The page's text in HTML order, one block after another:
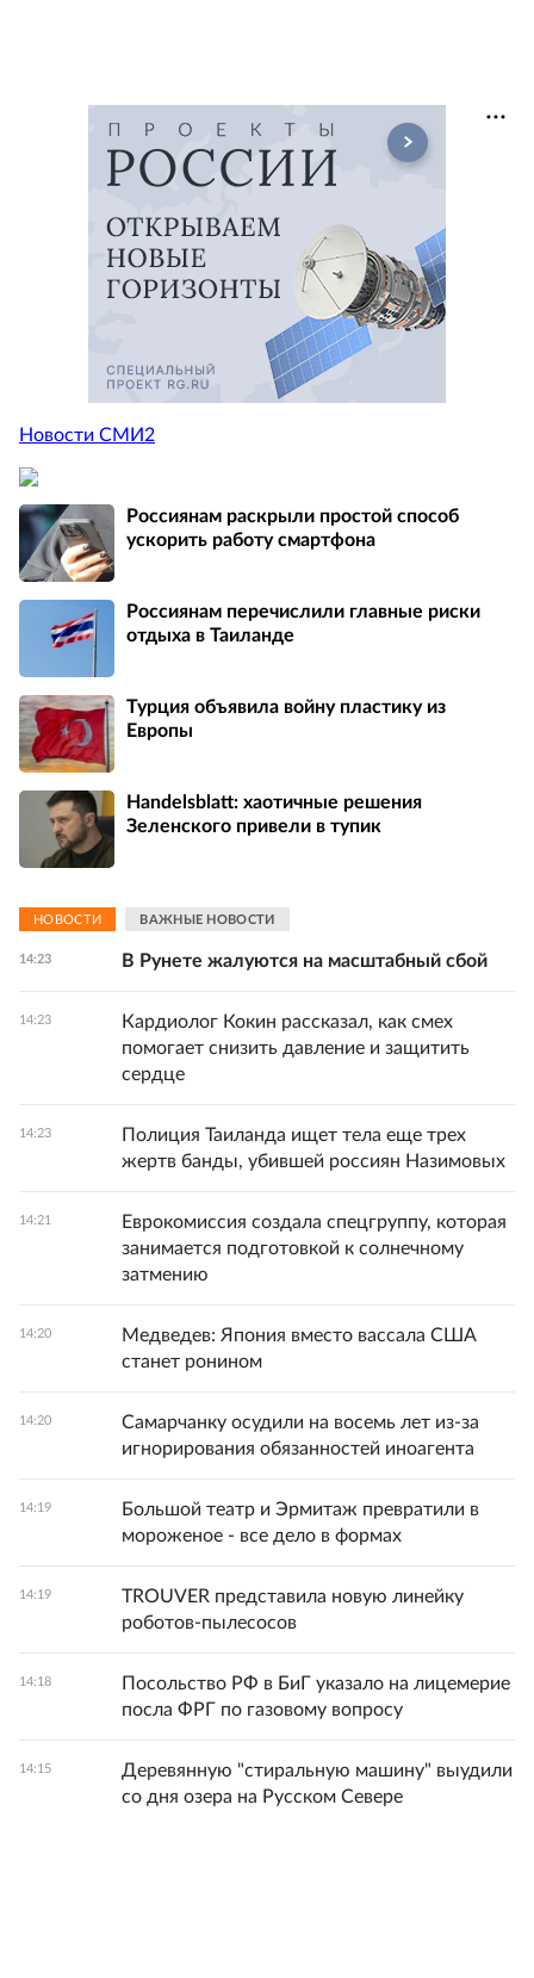
Новости СМИ2
Россиянам раскрыли простой способ
ускорить работу смартфона
Россиянам перечислили главные риски
отдыха в Таиланде
Турция объявила войну пластику из
Европы
Handelsblatt: хаотичные решения
Зеленского привели в тупик
НОВОСТИ ВАЖНЫЕ НОВОСТИ
14:23 В Рунете жалуются на масштабный сбой
14:23
Кардиолог Кокин рассказал, как смех
помогает снизить давление и защитить
сердце
14:23
Полиция Таиланда ищет тела еще трех
жертв банды, убившей россиян Назимовых
14:21
Еврокомиссия создала спецгруппу, которая
занимается подготовкой к солнечному
затмению
14:20
Медведев: Япония вместо вассала США
станет ронином
14:20
Самарчанку осудили на восемь лет из-за
игнорирования обязанностей иноагента
14:19
Большой театр и Эрмитаж превратили в
мороженое - все дело в формах
14:19
TROUVER представила новую линейку
роботов-пылесосов
14:18
Посольство РФ в БиГ указало на лицемерие
посла ФРГ по газовому вопросу
14:15
Деревянную "стиральную машину" выудили
со дня озера на Русском Севере